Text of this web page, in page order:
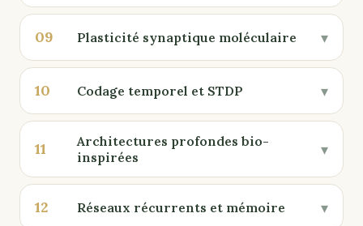
09 Plasticité synaptique moléculaire ▾
10 Codage temporel et STDP ▾
11
Architectures profondes bio-
inspirées
▾
12 Réseaux récurrents et mémoire ▾